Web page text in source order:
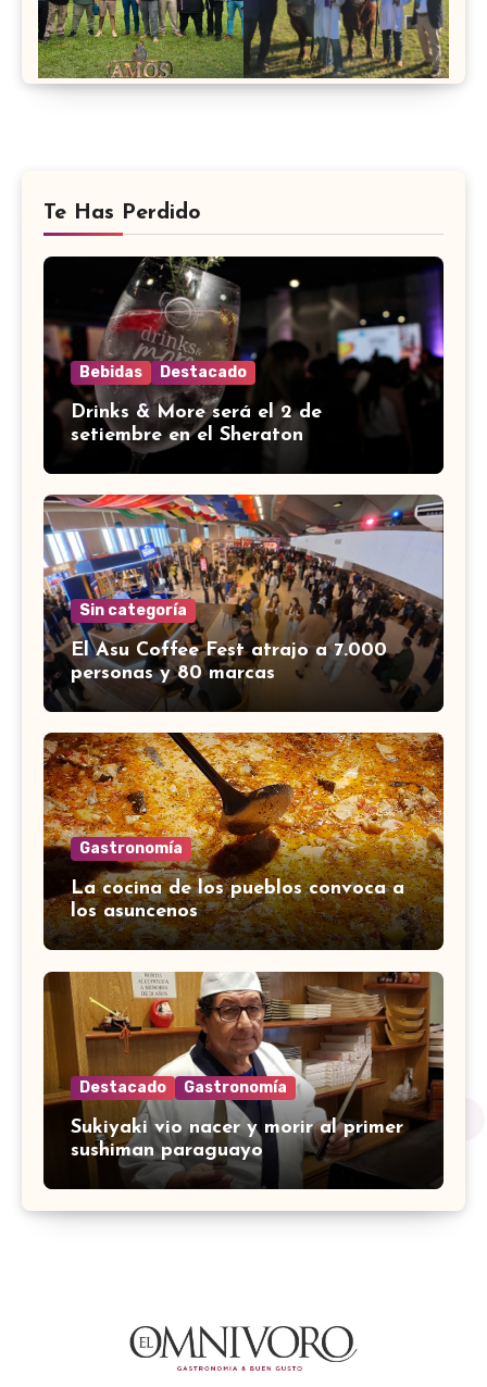
Te Has Perdido
Bebidas Destacado
Drinks & More será el 2 de
setiembre en el Sheraton
Sin categoría
El Asu Coffee Fest atrajo a 7.000
personas y 80 marcas
Gastronomía
La cocina de los pueblos convoca a
los asuncenos
Destacado Gastronomía
Sukiyaki vio nacer y morir al primer
sushiman paraguayo